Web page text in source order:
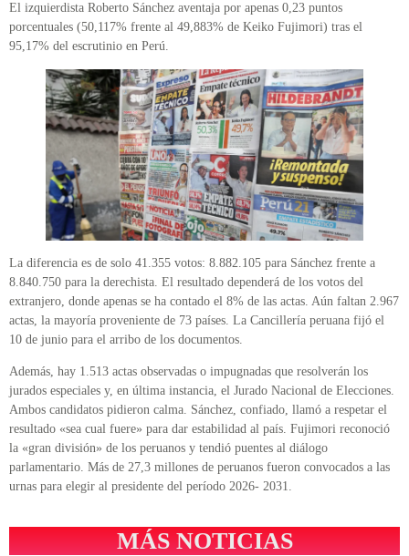
El izquierdista Roberto Sánchez aventaja por apenas 0,23 puntos
porcentuales (50,117% frente al 49,883% de Keiko Fujimori) tras el
95,17% del escrutinio en Perú.
La diferencia es de solo 41.355 votos: 8.882.105 para Sánchez frente a
8.840.750 para la derechista. El resultado dependerá de los votos del
extranjero, donde apenas se ha contado el 8% de las actas. Aún faltan 2.967
actas, la mayoría proveniente de 73 países. La Cancillería peruana fijó el
10 de junio para el arribo de los documentos.
Además, hay 1.513 actas observadas o impugnadas que resolverán los
jurados especiales y, en última instancia, el Jurado Nacional de Elecciones.
Ambos candidatos pidieron calma. Sánchez, confiado, llamó a respetar el
resultado «sea cual fuere» para dar estabilidad al país. Fujimori reconoció
la «gran división» de los peruanos y tendió puentes al diálogo
parlamentario. Más de 27,3 millones de peruanos fueron convocados a las
urnas para elegir al presidente del período 2026- 2031.
MÁS NOTICIAS